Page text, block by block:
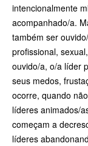
intencionalmente
acompanhado/a.
também ser
profissional,
ouvido/a, o/a líder
seus medos,
ocorre, quando
líderes animados/
começam a
líderes